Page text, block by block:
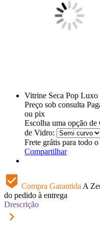
Vitrine Seca Pop
Preço sob consulta
ou pix
Escolha uma opção de
de Vidro:
Frete grátis para todo
Compartilhar
beenhere Compra Garantida A
do pedido à entrega
Drescrição
keyboard_arrow_right